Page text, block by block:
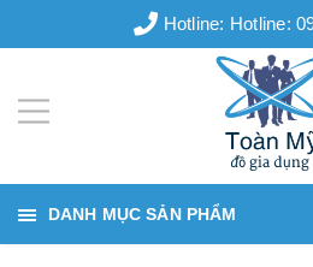
Hotline: Hotline:
DANH MỤC SẢN PHẨM